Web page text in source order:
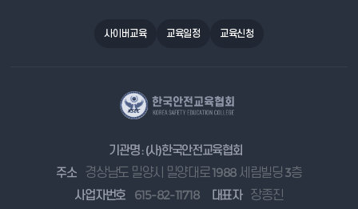
사이버교육 교육일정 교육신청
기관명 : (사)한국안전교육협회
주소
경상남도 밀양시 밀양대로 1988 세림빌딩 3층
사업자번호
615-82-11718 대표자 장종진